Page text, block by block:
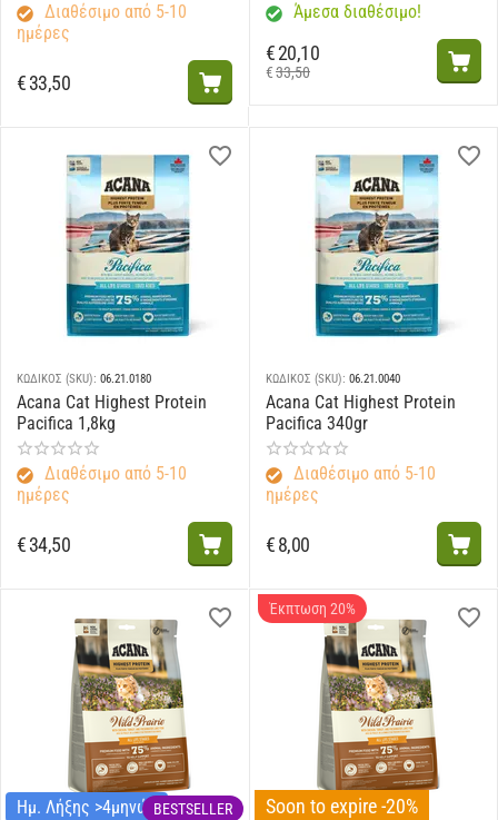
Διαθέσιμο από 5-10
ημέρες
€33,50
Άμεσα διαθέσιμο!
€33,50
€20,10
ΚΩΔΙΚΟΣ (SKU): 06.21.0180
Acana Cat Highest Protein
Pacifica 1,8kg
Διαθέσιμο από 5-10
ημέρες
€34,50
ΚΩΔΙΚΟΣ (SKU): 06.21.0040
Acana Cat Highest Protein
Pacifica 340gr
Διαθέσιμο από 5-10
ημέρες
€8,00
Ημ. Λήξης >4μηνώνBESTSELLER
Έκπτωση 20%
Soon to expire -20%